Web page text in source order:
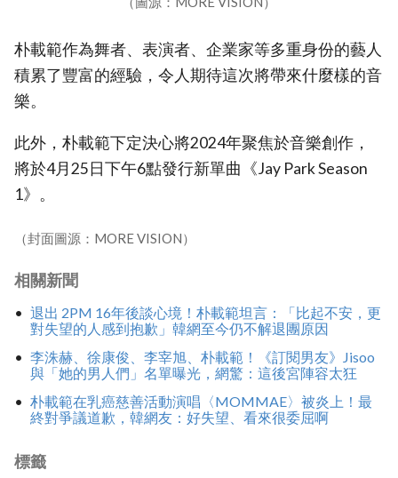
朴載範作為舞者、表演者、企業家等多重身份的藝人
積累了豐富的經驗，令人期待這次將帶來什麼樣的音
樂。
此外，朴載範下定決心將2024年聚焦於音樂創作，
將於4月25日下午6點發行新單曲《Jay Park Season
1》。
（封面圖源：MORE VISION）
相關新聞
退出 2PM 16年後談心境！朴載範坦言：「比起不安，更
對失望的人感到抱歉」韓網至今仍不解退團原因
李洙赫、徐康俊、李宰旭、朴載範！《訂閱男友》Jisoo
與「她的男人們」名單曝光，網驚：這後宮陣容太狂
朴載範在乳癌慈善活動演唱〈MOMMAE〉被炎上！最
終對爭議道歉，韓網友：好失望、看來很委屈啊
標籤